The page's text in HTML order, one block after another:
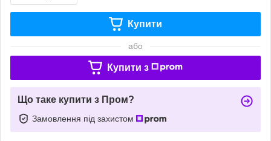
Купити
або
Купити з
Що таке купити з Пром?
Замовлення під захистом